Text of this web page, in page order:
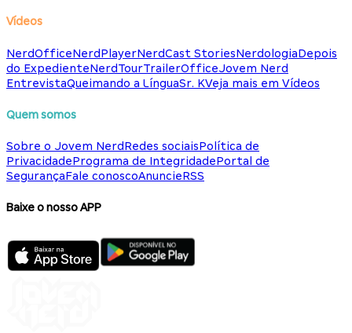
Vídeos
NerdOfficeNerdPlayerNerdCast StoriesNerdologiaDepois
do ExpedienteNerdTourTrailerOfficeJovem Nerd
EntrevistaQueimando a LínguaSr. KVeja mais em Vídeos
Quem somos
Sobre o Jovem NerdRedes sociaisPolítica de
PrivacidadePrograma de IntegridadePortal de
SegurançaFale conoscoAnuncieRSS
Baixe o nosso APP